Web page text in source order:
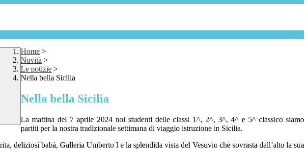
Home >
Novità >
Le notizie >
Nella bella Sicilia
Nella bella Sicilia
La mattina del 7 aprile 2024 noi studenti delle classi 1^, 2^, 3^, 4^ e 5^ classico siamo
partiti per la nostra tradizionale settimana di viaggio istruzione in Sicilia.
deliziosi babà, Galleria Umberto I e la splendida vista del Vesuvio che sovrasta dall’alto la sua